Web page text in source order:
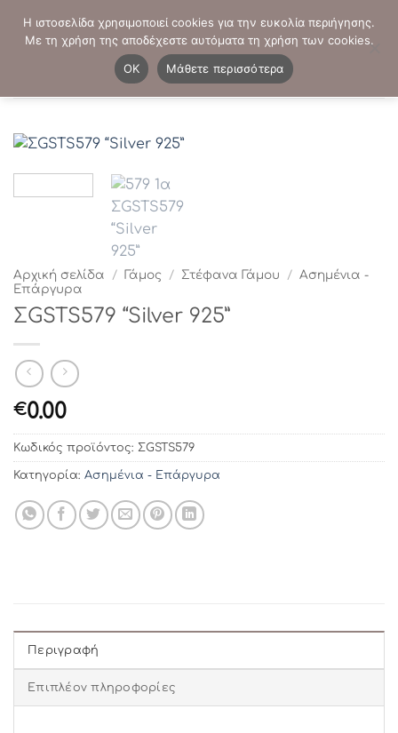
στο
ΤΗΛΕΦΩΝΙΚΕΣ ΠΑΡΑΓΓΕΛΙΕΣ: - 2103821941
Αρχική σελίδα / Γάμος / Στέφανα Γάμου / Ασημένια -
Επάργυρα
ΣGSTS579 “Silver 925”
€0.00
Κωδικός προϊόντος: ΣGSTS579
Κατηγορία: Ασημένια - Επάργυρα
Περιγραφή
Επιπλέον πληροφορίες
Η ιστοσελίδα χρησιμοποιεί cookies για την ευκολία περιήγησης.
Με τη χρήση της αποδέχεστε αυτόματα τη χρήση των cookies.
OK
Μάθετε περισσότερα